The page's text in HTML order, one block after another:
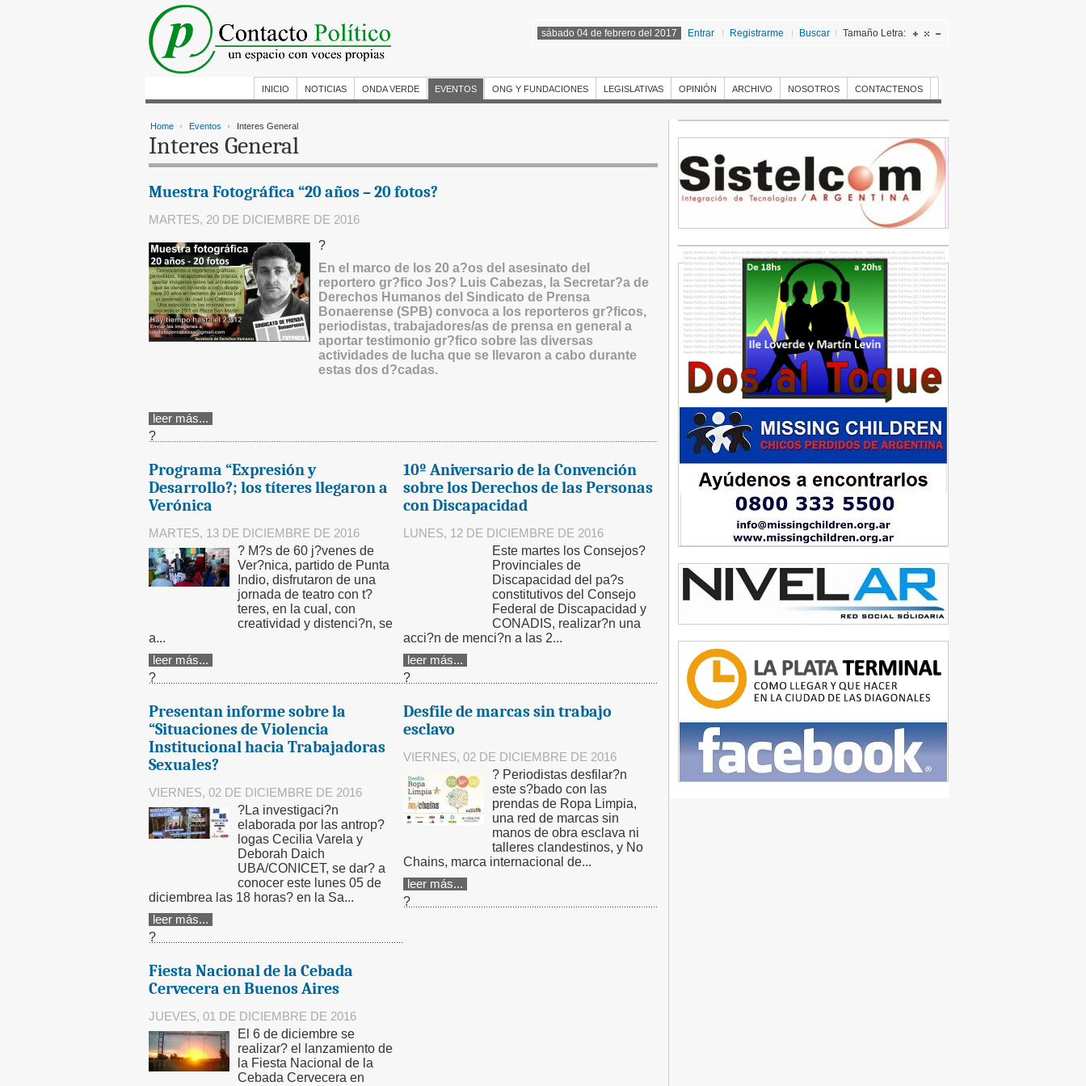
sábado 04 de febrero del 2017 Entrar Registrarme Buscar Tamaño Letra:
INICIO NOTICIAS ONDA VERDE EVENTOS ONG Y FUNDACIONES LEGISLATIVAS OPINIÓN ARCHIVO NOSOTROS CONTACTENOS
Home Eventos Interes General
Interes General
Muestra Fotográfica “20 años – 20 fotos?
MARTES, 20 DE DICIEMBRE DE 2016
?
En el marco de los 20 a?os del asesinato del
reportero gr?fico Jos? Luis Cabezas, la Secretar?a de
Derechos Humanos del Sindicato de Prensa
Bonaerense (SPB) convoca a los reporteros gr?ficos,
periodistas, trabajadores/as de prensa en general a
aportar testimonio gr?fico sobre las diversas
actividades de lucha que se llevaron a cabo durante
estas dos d?cadas.
leer más...
?
Programa “Expresión y
Desarrollo?; los títeres llegaron a
Verónica
MARTES, 13 DE DICIEMBRE DE 2016
? M?s de 60 j?venes de
Ver?nica, partido de Punta
Indio, disfrutaron de una
jornada de teatro con t?
teres, en la cual, con
creatividad y distenci?n, se
a...
leer más...
?
10º Aniversario de la Convención
sobre los Derechos de las Personas
con Discapacidad
LUNES, 12 DE DICIEMBRE DE 2016
Este martes los Consejos?
Provinciales de
Discapacidad del pa?s
constitutivos del Consejo
Federal de Discapacidad y
CONADIS, realizar?n una
acci?n de menci?n a las 2...
leer más...
?
Presentan informe sobre la
“Situaciones de Violencia
Institucional hacia Trabajadoras
Sexuales?
VIERNES, 02 DE DICIEMBRE DE 2016
?La investigaci?n
elaborada por las antrop?
logas Cecilia Varela y
Deborah Daich
UBA/CONICET, se dar? a
conocer este lunes 05 de
diciembrea las 18 horas? en la Sa...
leer más...
?
Desfile de marcas sin trabajo
esclavo
VIERNES, 02 DE DICIEMBRE DE 2016
? Periodistas desfilar?n
este s?bado con las
prendas de Ropa Limpia,
una red de marcas sin
manos de obra esclava ni
talleres clandestinos, y No
Chains, marca internacional de...
leer más...
?
Fiesta Nacional de la Cebada
Cervecera en Buenos Aires
JUEVES, 01 DE DICIEMBRE DE 2016
El 6 de diciembre se
realizar? el lanzamiento de
la Fiesta Nacional de la
Cebada Cervecera en